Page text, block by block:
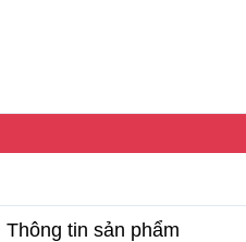
Thông tin sản phẩm